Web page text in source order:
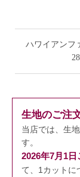
ハワイアンフ
生地のご注
当店では、生
す。
2026年7月1日
て、1カットに